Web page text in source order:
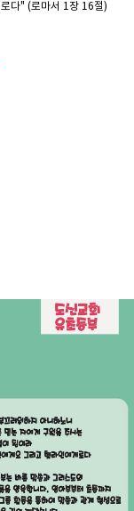
다" (로마서 1장 16절)